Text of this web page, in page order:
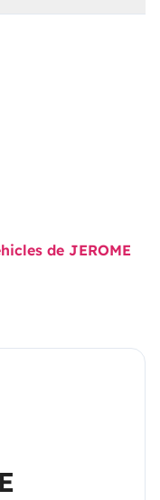
de JEROME